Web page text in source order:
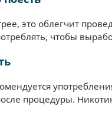
это облегчит
чтобы
процедуры.